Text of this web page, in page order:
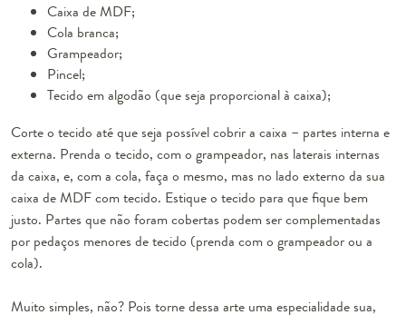
Caixa de MDF;
Cola branca;
Grampeador;
Pincel;
Tecido em algodão (que seja proporcional à caixa);
Corte o tecido até que seja possível cobrir a caixa – partes interna e
externa. Prenda o tecido, com o grampeador, nas laterais internas
da caixa, e, com a cola, faça o mesmo, mas no lado externo da sua
caixa de MDF com tecido. Estique o tecido para que fique bem
justo. Partes que não foram cobertas podem ser complementadas
por pedaços menores de tecido (prenda com o grampeador ou a
cola).
Muito simples, não? Pois torne dessa arte uma especialidade sua,